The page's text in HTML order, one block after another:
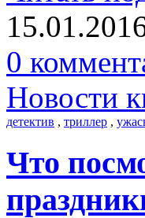
0
Новости
детектив , триллер ,
Что